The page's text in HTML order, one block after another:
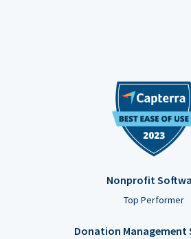
Nonprofit
Top Performer
Donation Management